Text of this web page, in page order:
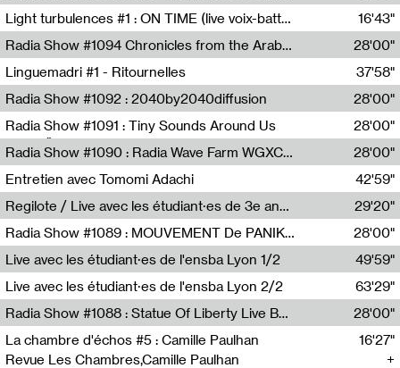
Lutèce Lockness
Light turbulences #1 : ON TIME (live voix-batterie) avec Jérôme Game & Jean-Michel Espitallier
Jérôme Game,Jean-Michel Espitallier
16'43"
Radia Show #1094 Chronicles from the Arab Cold War by Ghazi Barakat
Reboot.fm
28'00"
Linguemadri #1 - Ritournelles
Meris Angioletti
37'58"
Radia Show #1092 : 2040by2040diffusion
Diffusion FM
28'00"
Radia Show #1091 : Tiny Sounds Around Us
Radio Študent
28'00"
Radia Show #1090 : Radia Wave Farm WGXC Corey De Juan Sherrard Jr Startalk
Wave Farm
28'00"
Entretien avec Tomomi Adachi
Tomomi Adachi,Loraine Baud
42'59"
Regilote / Live avec les étudiant·es de 3e année de l'EMA
Nima Henryon,Athéna Noël,Amir Genillon,Ibourayane Ahmadi,Manelle Cherrih,Honorine Gibello,John Weeber,Manon Joseph
29'20"
Radia Show #1089 : MOUVEMENT De PANIK (Radio Panik)
Radio Panik
28'00"
Live avec les étudiant·es de l'ensba Lyon 1/2
49'59"
Live avec les étudiant·es de l'ensba Lyon 2/2
63'29"
Radia Show #1088 : Statue Of Liberty Live By Ed Baxter (Resonance)
Resonance
28'00"
La chambre d'échos #5 : Camille Paulhan
Revue Les Chambres,Camille Paulhan
16'27"